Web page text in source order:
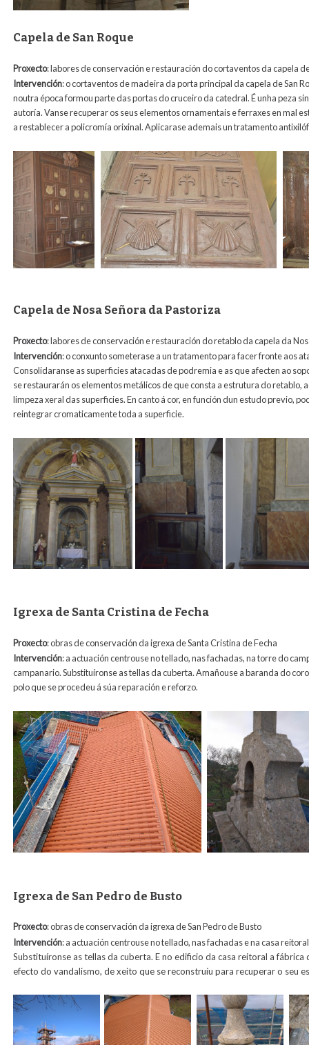
Capela de San Roque
Proxecto: labores de conservación e restauración do cortaventos da capela
Intervención:o cortaventos de madeira da porta principal da capela de San
noutra época formou parte das portas do cruceiro da catedral. É unha peza
autoría. Vanse recuperar os seus elementos ornamentais e ferraxes en mal
a restablecer a policromía orixinal. Aplicarase ademais un tratamento
Capela de Nosa Señora da Pastoriza
Proxecto: labores de conservación e restauración do retablo da capela da
Intervención:o conxunto someterase a un tratamento para facer fronte aos
Consolidaranse as superficies atacadas de podremia e as que afecten ao
se restaurarán os elementos metálicos de que consta a estrutura do retablo,
limpeza xeral das superficies. En canto á cor, en función dun estudo previo,
reintegrar cromaticamente toda a superficie.
Igrexa de Santa Cristina de Fecha
Proxecto: obras de conservación da igrexa de Santa Cristina de Fecha
Intervención: a actuación centrouse no tellado, nas fachadas, na torre do
campanario. Substituíronse as tellas da cuberta. Amañouse a baranda do
polo que se procedeu á súa reparación e reforzo.
Igrexa de San Pedro de Busto
Proxecto: obras de conservación da igrexa de San Pedro de Busto
Intervención: a actuación centrouse no tellado, nas fachadas e na casa
Substituíronse as tellas da cuberta. E no edificio da casa reitoral a
efecto do vandalismo, de xeito que se reconstruíu para recuperar o seu